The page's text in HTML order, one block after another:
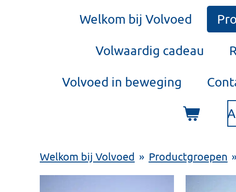
Welkom bij Volvoed
Volwaardig cadeau
Volvoed in beweging
Welkom bij Volvoed » Productgroepen